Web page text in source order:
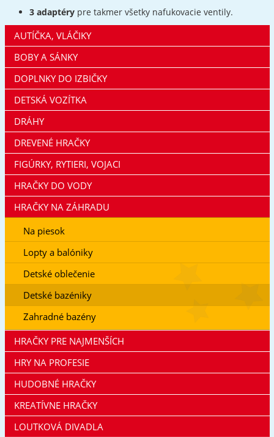
3 adaptérypre takmer všetky nafukovacie ventily.
AUTÍČKA, VLÁČIKY
BOBY A SÁNKY
DOPLNKY DO IZBIČKY
DETSKÁ VOZÍTKA
DRÁHY
DREVENÉ HRAČKY
FIGÚRKY, RYTIERI, VOJACI
HRAČKY DO VODY
HRAČKY NA ZÁHRADU
Na piesok
Lopty a balóniky
Detské oblečenie
Detské bazéniky
Zahradné bazény
HRAČKY PRE NAJMENŠÍCH
HRY NA PROFESIE
HUDOBNÉ HRAČKY
KREATÍVNE HRAČKY
LOUTKOVÁ DIVADLA